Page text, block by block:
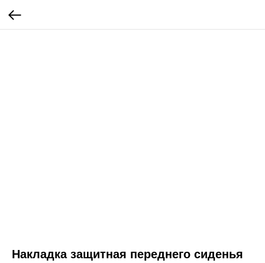
Накладка защитная переднего сиденья